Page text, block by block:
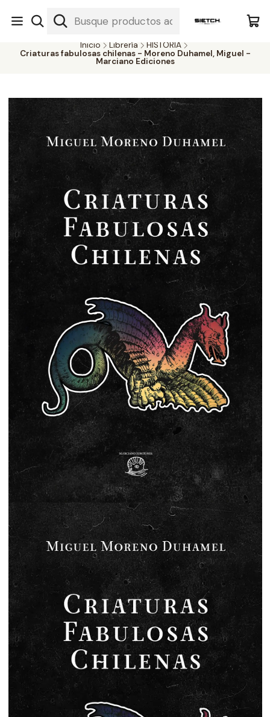
Nuestra librería - Serrano 317 local 3 - Limache.
#SomospartedelSietch
Inicio Librería
HISTORIA
Criaturas fabulosas chilenas - Moreno Duhamel, Miguel -
Marciano Ediciones